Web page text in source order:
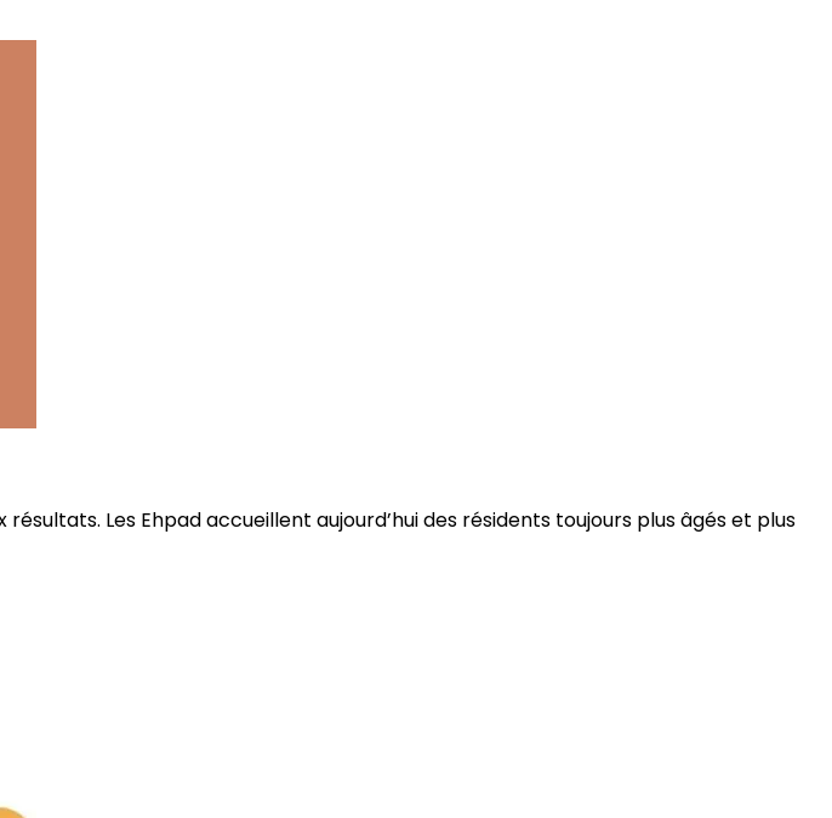
Les Ehpad accueillent aujourd’hui des résidents toujours plus âgés et plus